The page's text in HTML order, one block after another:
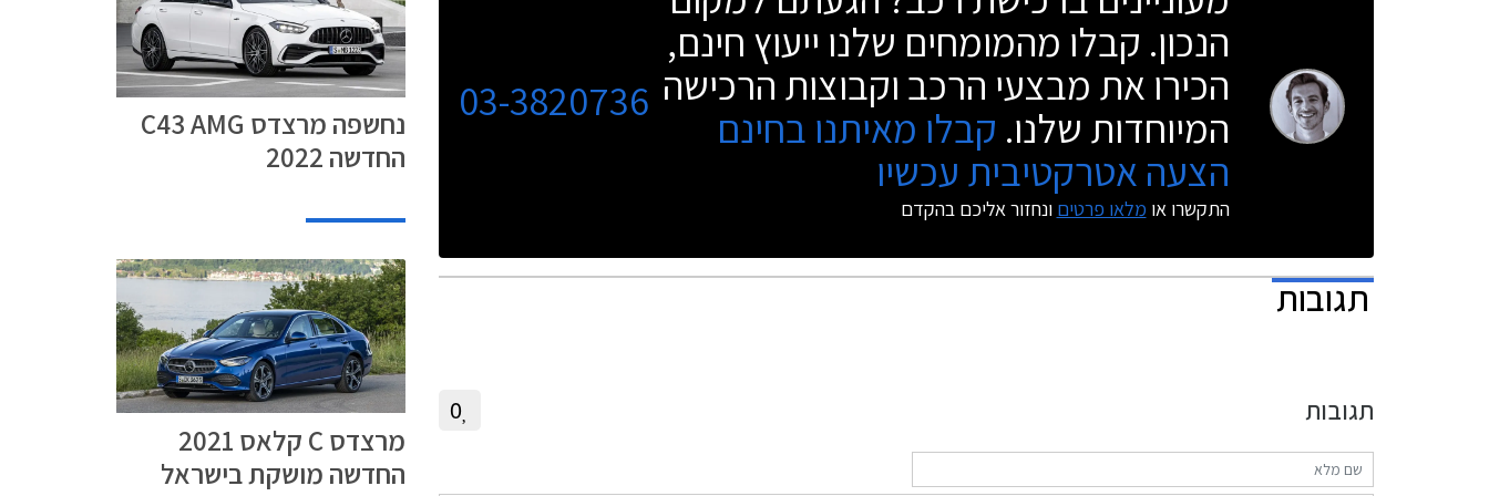
המשתפל לאחור.
הנכון. קבלו מהמומחים שלנו ייעוץ חינם,
הכירו את מבצעי הרכב וקבוצות הרכישה
המיוחדות שלנו. קבלו מאיתנו בחינם
הצעה אטרקטיבית עכשיו
התקשרו או מלאו פרטים ונחזור אליכם בהקדם
03-3820736
תגובות
תגובות 0
נחשפה מרצדס C43 AMG
החדשה 2022
מרצדס C קלאס 2021
החדשה מושקת בישראל